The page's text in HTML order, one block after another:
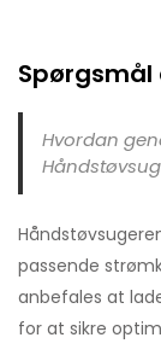
Spørgsmål
Hvordan
passende
anbefales at
for at sikre